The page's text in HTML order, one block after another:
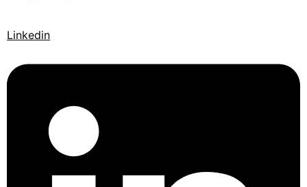
Linkedin